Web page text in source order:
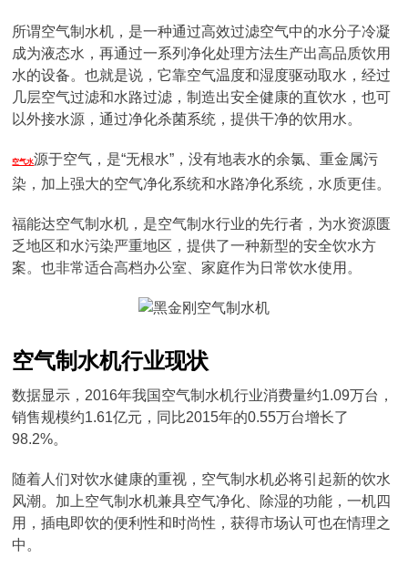
所谓空气制水机，是一种通过高效过滤空气中的水分子冷凝
成为液态水，再通过一系列净化处理方法生产出高品质饮用
水的设备。也就是说，它靠空气温度和湿度驱动取水，经过
几层空气过滤和水路过滤，制造出安全健康的直饮水，也可
以外接水源，通过净化杀菌系统，提供干净的饮用水。
空气水源于空气，是“无根水”，没有地表水的余氯、重金属污
染，加上强大的空气净化系统和水路净化系统，水质更佳。
福能达空气制水机，是空气制水行业的先行者，为水资源匮
乏地区和水污染严重地区，提供了一种新型的安全饮水方
案。也非常适合高档办公室、家庭作为日常饮水使用。
空气制水机行业现状
数据显示，2016年我国空气制水机行业消费量约1.09万台，
销售规模约1.61亿元，同比2015年的0.55万台增长了
98.2%。
随着人们对饮水健康的重视，空气制水机必将引起新的饮水
风潮。加上空气制水机兼具空气净化、除湿的功能，一机四
用，插电即饮的便利性和时尚性，获得市场认可也在情理之
中。